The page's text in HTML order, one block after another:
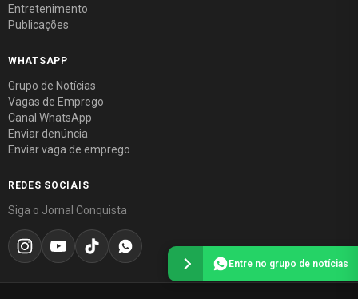
Entretenimento
Publicações
WHATSAPP
Grupo de Notícias
Vagas de Emprego
Canal WhatsApp
Enviar denúncia
Enviar vaga de emprego
REDES SOCIAIS
Siga o Jornal Conquista
Entre no grupo de notícias